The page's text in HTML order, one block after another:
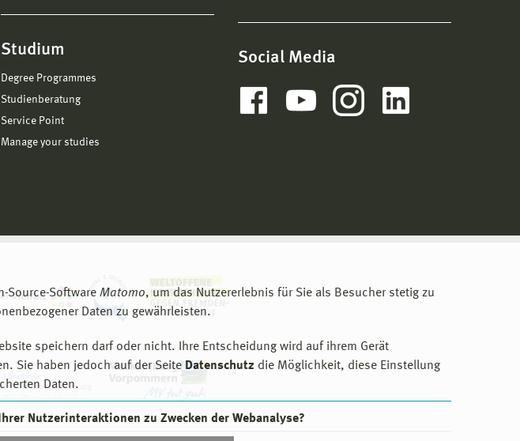
Source-Software Matomo, um das Nutzererlebnis für Sie als Besucher stetig zu
Daten zu gewährleisten.
speichern darf oder nicht. Ihre Entscheidung wird auf ihrem Gerät
Sie haben jedoch auf der Seite Datenschutz die Möglichkeit, diese Einstellung
Daten.
Nutzerinteraktionen zu Zwecken der Webanalyse?
Studium
Degree Programmes
Studienberatung
Service Point
Manage your studies
Social Media